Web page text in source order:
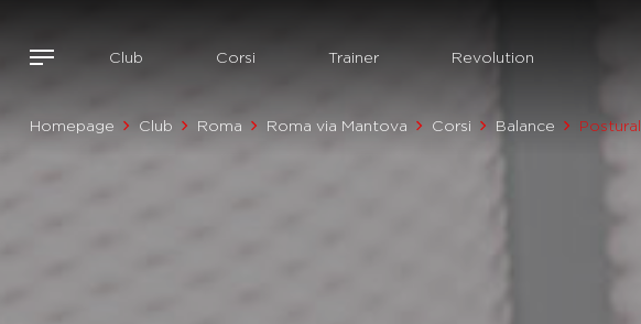
Club Corsi Trainer Revolution
Homepage Club Roma Roma via Mantova Corsi Balance Postural